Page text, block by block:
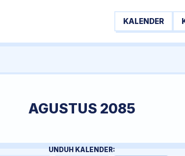
KALENDER
AGUSTUS 2085
UNDUH KALENDER: